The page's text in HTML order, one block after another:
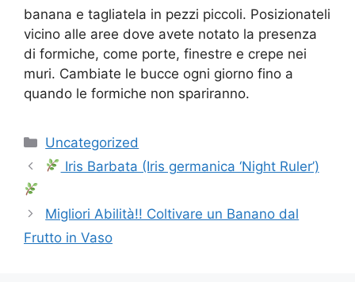
banana e tagliatela in pezzi piccoli. Posizionateli
vicino alle aree dove avete notato la presenza
di formiche, come porte, finestre e crepe nei
muri. Cambiate le bucce ogni giorno fino a
quando le formiche non spariranno.
Categories
Uncategorized
Iris Barbata (Iris germanica ‘Night Ruler’)
Migliori Abilità!! Coltivare un Banano dal
Frutto in Vaso